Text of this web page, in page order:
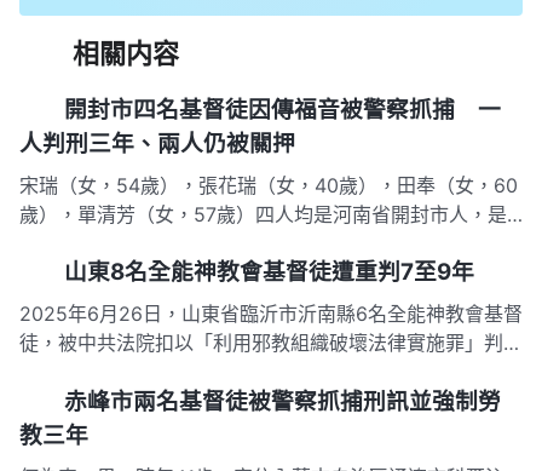
相關内容
開封市四名基督徒因傳福音被警察抓捕 一
人判刑三年、兩人仍被關押
宋瑞（女，54歲），張花瑞（女，40歲），田奉（女，60
歲），單清芳（女，57歲）四人均是河南省開封市人，是
等四名基督徒傳福音回來時，被村幹部和另外一人強行攔
住。一會兒，六七名身穿制服的警察驅車趕來，沒有出示抓
捕證，就…
山東8名全能神教會基督徒遭重判7至9年
2025年6月26日，山東省臨沂市沂南縣6名全能神教會基督
徒，被中共法院扣以「利用邪教組織破壞法律實施罪」判刑
女，35歲，被重判有期徒刑9年，被處以罰金4萬元人民
幣； 伊麗，女，59歲，被重判有期徒刑7年6個月，被處以
赤峰市兩名基督徒被警察抓捕刑訊並強制勞
教三年